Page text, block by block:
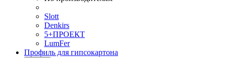
Slott
Denkirs
5+ПРОЕКТ
LumFer
Профиль для гипсокартона